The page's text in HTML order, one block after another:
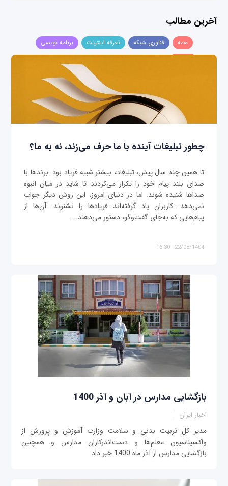
آخرین مطالب
همه فناوری شبکه تعرفه اینترنت برنامه نویسی
چطور تبلیغات آینده با ما حرف می‌زند، نه به ما؟
تا همین چند سال پیش، تبلیغات بیشتر شبیه فریاد بود. برندها با
صدای بلند پیام خود را تکرار می‌کردند تا شاید در میان انبوه
صداها شنیده شوند. اما در دنیای امروز، این روش دیگر جواب
نمی‌دهد. کاربران یاد گرفته‌اند فریادها را نشنوند. آن‌ها از
پیام‌هایی که به‌جای گفت‌وگو، دستور می‌دهند...
22/08/1404 - 16:30
بازگشایی مدارس در آبان و آذر 1400
اخبار ایران
مدیر کل تربیت بدنی و سلامت وزارت آموزش و پرورش از
واکسیناسیون معلم‌ها و دست‌اندرکاران مدارس و همچنین
بازگشایی مدارس از آذر ماه 1400 خبر داد.